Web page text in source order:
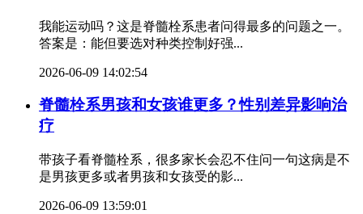
我能运动吗？这是脊髓栓系患者问得最多的问题之一。
答案是：能但要选对种类控制好强...
2026-06-09 14:02:54
脊髓栓系男孩和女孩谁更多？性别差异影响治
疗
带孩子看脊髓栓系，很多家长会忍不住问一句这病是不
是男孩更多或者男孩和女孩受的影...
2026-06-09 13:59:01